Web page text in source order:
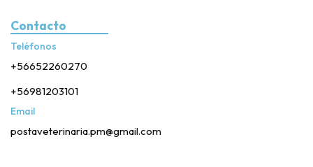
Contacto
Teléfonos
+56652260270
+56981203101
Email
postaveterinaria.pm@gmail.com